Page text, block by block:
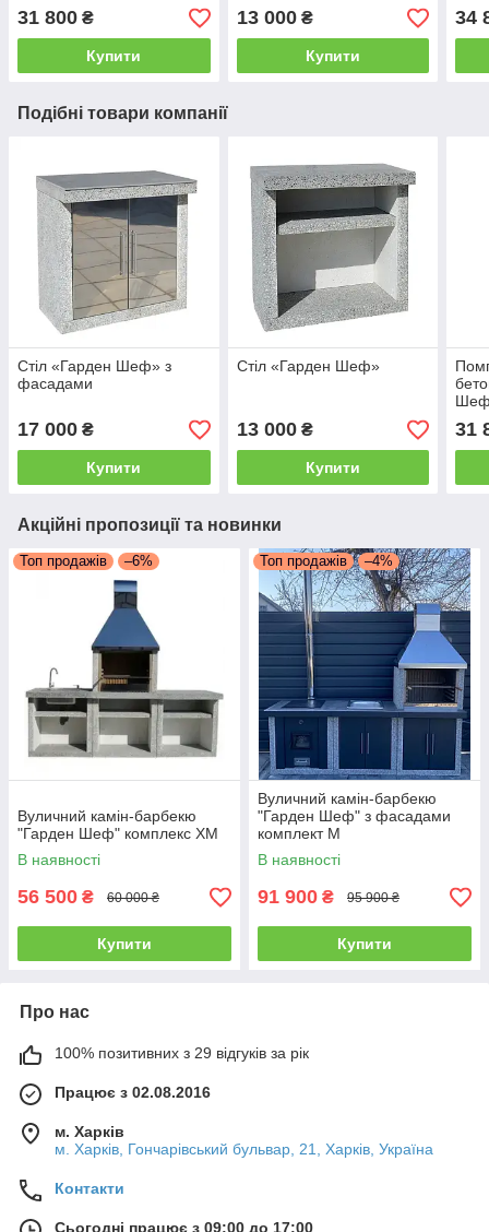
31 800 ₴
Купити
13 000₴
Купити
34
Подібні товари компанії
Стіл «Гарден Шеф» з
фасадами
17 000 ₴
Купити
Стіл «Гарден Шеф»
13 000₴
Купити
31
Акційні пропозиції та новинки
Топ продажів –6%
Вуличний камін-барбекю
"Гарден Шеф" комплекс XM
В наявності
56 500 ₴ 60 000 ₴
Купити
Топ продажів –4%
Вуличний камін-барбекю
"Гарден Шеф" з фасадами
комплект M
В наявності
91 900 ₴ 95 900 ₴
Купити
Про нас
100% позитивних з 29 відгуків за рік
Працює з 02.08.2016
м. Харків
м. Харків, Гончарівський бульвар, 21, Харків, Україна
Контакти
Сьогодні працює з 09:00 до 17:00